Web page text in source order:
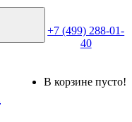
+7 (499) 288-01-
40
В корзине пусто!